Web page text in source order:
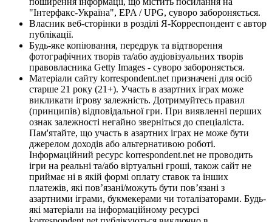
"Інтерфакс-Україна", EPA / UPG, суворо забороняється.
Власник веб-сторінки в розділі Я-Корреспондент є автор
публікації.
Будь-яке копіювання, передрук та відтворення
фотографічних творів та/або аудіовізуальних творів
правовласника Getty Images - суворо забороняється.
Матеріали сайту korrespondent.net призначені для осіб
старше 21 року (21+). Участь в азартних іграх може
викликати ігрову залежність. Дотримуйтесь правил
(принципів) відповідальної гри. При виявленні перших
ознак залежності негайно зверніться до спеціаліста.
Пам'ятайте, що участь в азартних іграх не може бути
джерелом доходів або альтернативою роботі.
Інформаційний ресурс korrespondent.net не проводить
ігри на реальні та/або віртуальні гроші, також сайт не
приймає ні в якій формі оплату ставок та інших
платежів, які пов’язані/можуть бути пов’язані з
азартними іграми, букмекерами чи тоталізаторами. Будь-
які матеріали на інформаційному ресурсі